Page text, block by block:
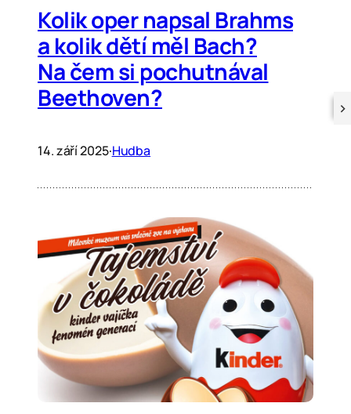
Kolik oper napsal Brahms
a kolik dětí měl Bach?
Na čem si pochutnával
Beethoven?
14. září 2025·Hudba